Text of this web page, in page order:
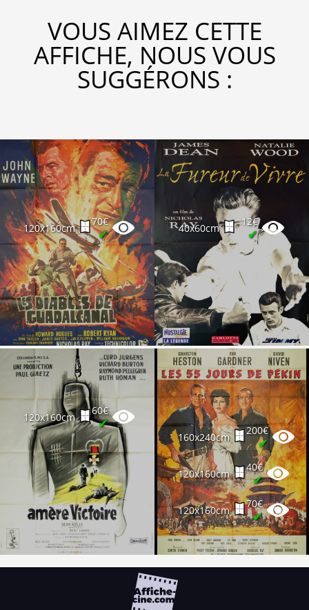
VOUS AIMEZ CETTE
AFFICHE, NOUS VOUS
SUGGÉRONS :
120x160cm
70€
✔ 40x60cm
12€
✔
120x160cm
60€
✔
160x240cm
200€
✔
120x160cm
40€
✔
120x160cm
70€
✔